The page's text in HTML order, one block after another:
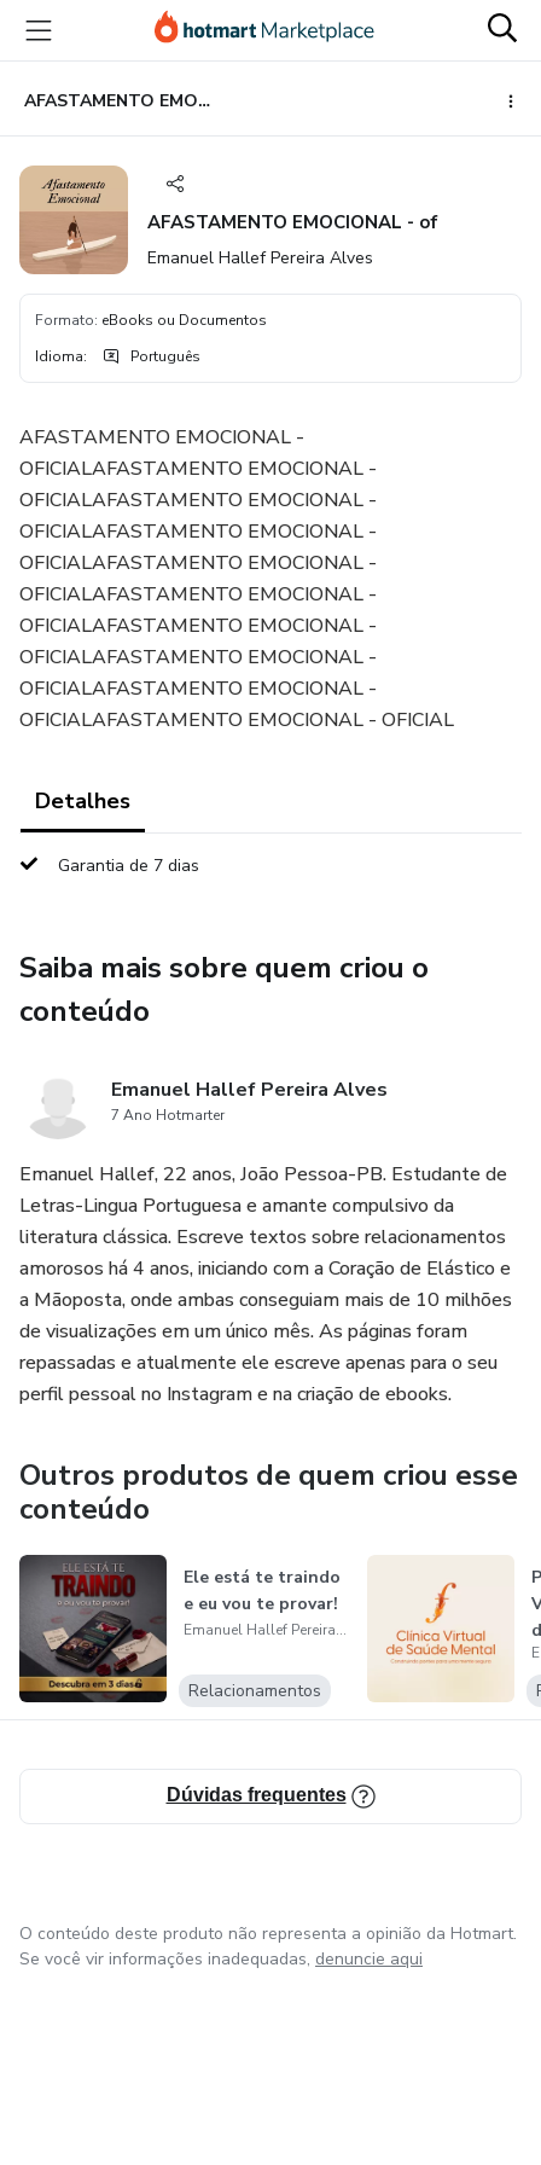
para
conteúdo
principal
para
pagamento
para
rodapé
AFASTAMENTO EMOCIONAL - of
AFASTAMENTO EMOCIONAL - of
Emanuel Hallef Pereira Alves
Formato: eBooks ou Documentos
Idioma: Português
AFASTAMENTO EMOCIONAL -
OFICIALAFASTAMENTO EMOCIONAL -
OFICIALAFASTAMENTO EMOCIONAL -
OFICIALAFASTAMENTO EMOCIONAL -
OFICIALAFASTAMENTO EMOCIONAL -
OFICIALAFASTAMENTO EMOCIONAL -
OFICIALAFASTAMENTO EMOCIONAL -
OFICIALAFASTAMENTO EMOCIONAL -
OFICIALAFASTAMENTO EMOCIONAL -
OFICIALAFASTAMENTO EMOCIONAL - OFICIAL
Detalhes
Garantia de 7 dias
Saiba mais sobre quem criou o
conteúdo
Emanuel Hallef Pereira Alves
7 Ano Hotmarter
Emanuel Hallef, 22 anos, João Pessoa-PB. Estudante de
Letras-Lingua Portuguesa e amante compulsivo da
literatura clássica. Escreve textos sobre relacionamentos
amorosos há 4 anos, iniciando com a Coração de Elástico e
a Mãoposta, onde ambas conseguiam mais de 10 milhões
de visualizações em um único mês. As páginas foram
repassadas e atualmente ele escreve apenas para o seu
perfil pessoal no Instagram e na criação de ebooks.
Outros produtos de quem criou esse
conteúdo
Ele está te traindo
e eu vou te provar!
Emanuel Hallef Pereira Alves
Relacionamentos
Dúvidas frequentes
O conteúdo deste produto não representa a opinião da Hotmart.
Se você vir informações inadequadas, denuncie aqui